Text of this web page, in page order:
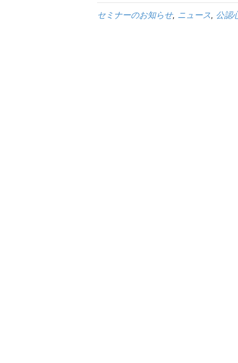
セミナーのお知らせ, ニュース 公認